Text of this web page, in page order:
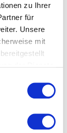
zu Ihrer
für
Unsere
mit
im
Prinzipien
hin wollt
erklärst